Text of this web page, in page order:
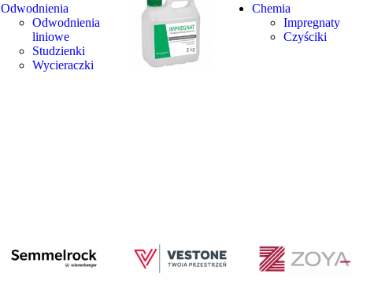
Odwodnienia
Odwodnienia
liniowe
Studzienki
Wycieraczki
Chemia
Impregnaty
Czyściki